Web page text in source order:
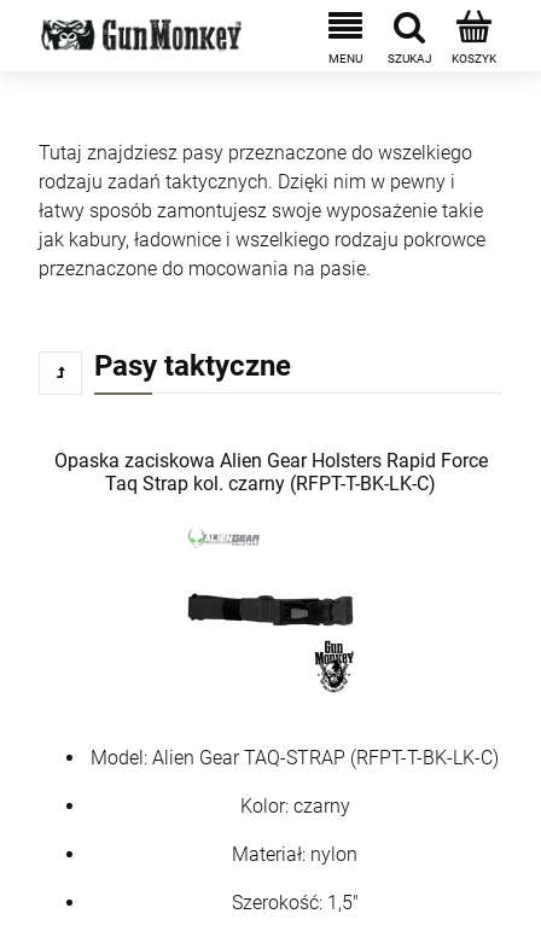
Krótkie spodnie 5.11 Dart Short kol. 956
Badlands Tan roz. 32 (73351)
Tutaj znajdziesz pasy przeznaczone do wszelkiego
rodzaju zadań taktycznych. Dzięki nim w pewny i
łatwy sposób zamontujesz swoje wyposażenie takie
jak kabury, ładownice i wszelkiego rodzaju pokrowce
przeznaczone do mocowania na pasie.
Pasy taktyczne
Opaska zaciskowa Alien Gear Holsters Rapid Force
Taq Strap kol. czarny (RFPT-T-BK-LK-C)
Model: Alien Gear TAQ-STRAP (RFPT-T-BK-LK-C)
Kolor: czarny
Materiał: nylon
Szerokość: 1,5"